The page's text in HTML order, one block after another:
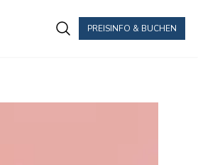
PREISINFO & BUCHEN